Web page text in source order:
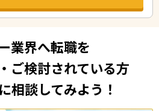
業界へ転職を
ご検討されている方
相談してみよう！